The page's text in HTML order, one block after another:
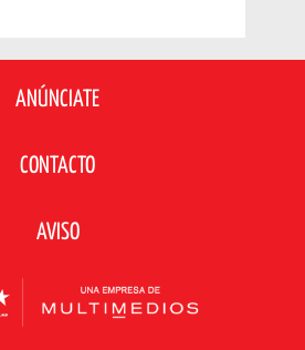
ANÚNCIATE
CONTACTO
AVISO